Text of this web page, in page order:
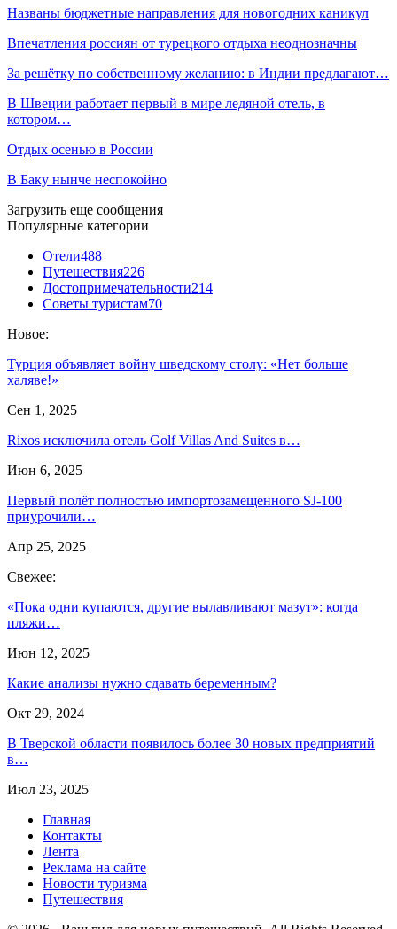
Названы бюджетные направления для новогодних каникул
Впечатления россиян от турецкого отдыха неоднозначны
За решётку по собственному желанию: в Индии предлагают…
В Швеции работает первый в мире ледяной отель, в
котором…
Отдых осенью в России
В Баку нынче неспокойно
Загрузить еще сообщения
Популярные категории
Отели488
Путешествия226
Достопримечательности214
Советы туристам70
Новое:
Турция объявляет войну шведскому столу: «Нет больше
халяве!»
Сен 1, 2025
Rixos исключила отель Golf Villas And Suites в…
Июн 6, 2025
Первый полёт полностью импортозамещенного SJ-100
приурочили…
Апр 25, 2025
Свежее:
«Пока одни купаются, другие вылавливают мазут»: когда
пляжи…
Июн 12, 2025
Какие анализы нужно сдавать беременным?
Окт 29, 2024
В Тверской области появилось более 30 новых предприятий
в…
Июл 23, 2025
Главная
Контакты
Лента
Реклама на сайте
Новости туризма
Путешествия